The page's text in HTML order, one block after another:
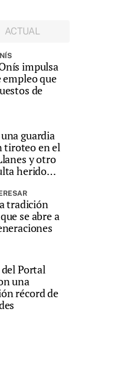
ACTUAL
impulsa
que
de
guardia
tiroteo en el
y otro
herido
tradición
se abre a
Portal
una
récord de